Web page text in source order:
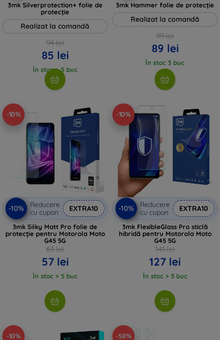
3mk Silverprotection+ folie de
protecție
Realizat la comandă
94 lei
85 lei
În stoc > 5 buc
3mk Hammer folie de protecție
Realizat la comandă
99 lei
89 lei
În stoc 3 buc
-10%
-10%
Reducere
cu cupon
EXTRA10
3mk Silky Matt Pro folie de
protecție pentru Motorola Moto
G45 5G
63 lei
57 lei
În stoc > 5 buc
-10%
-10%
Reducere
cu cupon
EXTRA10
3mk FlexibleGlass Pro sticlă
hibridă pentru Motorola Moto
G45 5G
141 lei
127 lei
În stoc > 5 buc
-10% -58%